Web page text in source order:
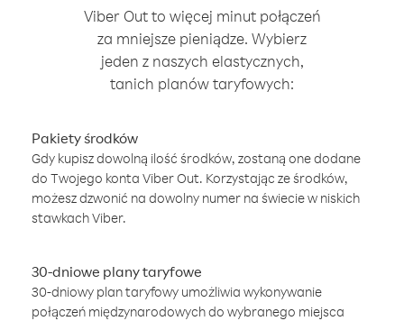
Viber Out to więcej minut połączeń
za mniejsze pieniądze. Wybierz
jeden z naszych elastycznych,
tanich planów taryfowych:
Pakiety środków
Gdy kupisz dowolną ilość środków, zostaną one dodane
do Twojego konta Viber Out. Korzystając ze środków,
możesz dzwonić na dowolny numer na świecie w niskich
stawkach Viber.
30-dniowe plany taryfowe
30-dniowy plan taryfowy umożliwia wykonywanie
połączeń międzynarodowych do wybranego miejsca